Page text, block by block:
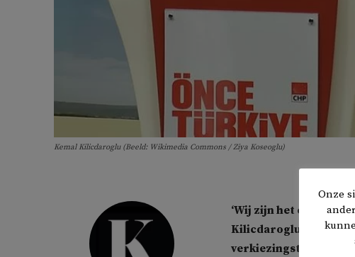
Kemal Kilicdaroglu (Beeld: Wikimedia Commons / Ziya Koseoglu)
‘Wij zijn het echte
Kilicdaroglu (CHP) op
verkiezingstournee.
Onze